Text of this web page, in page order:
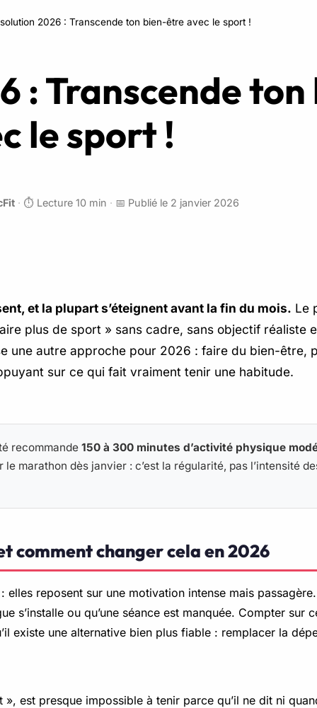
2026 : Transcende ton bien-être avec le sport !
: Transcende
le sport !
· ⏱️ Lecture 10 min · 📅 Publié le 2 janvier 2026
et la plupart s’éteignent avant la fin du mois. Le
plus de sport » sans cadre, sans objectif réaliste
une autre approche pour 2026 : faire du bien-être,
sur ce qui fait vraiment tenir une habitude.
recommande 150 à 300 minutes d’activité physique
le marathon dès janvier : c’est la régularité, pas l’intensité
comment changer cela en 2026
reposent sur une motivation intense mais passagère.
s’installe ou qu’une séance est manquée. Compter sur
existe une alternative bien plus fiable : remplacer la
est presque impossible à tenir parce qu’il ne dit ni